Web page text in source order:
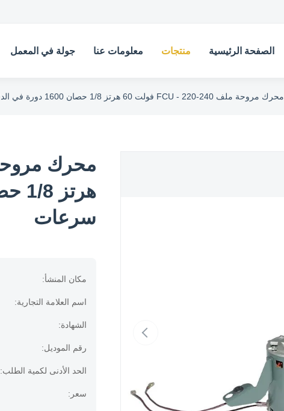
الصفحة الرئيسية منتجات معلومات عنا جولة في المعمل
محرك مروحة ملف FCU - 220-240 فولت 60 هرتز 1/8 حصان 1600 دورة في الدقيقة/3 سرعات
سرعات
مكان المنشأ:
اسم العلامة التجارية:
الشهادة:
رقم الموديل:
الحد الأدنى لكمية الطلب:
سعر: